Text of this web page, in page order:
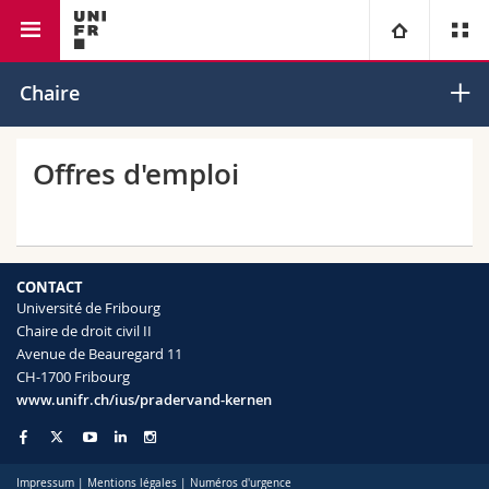
Université
Recherche
Université
Formation continue
Droit
Sciences économiques et sociales et management
Lettres et sciences humaines
Sciences de l'éducation et de la formation
Futurs étudiants
Etudiants
Médias
Chercheurs
Ressources
Annuaire du personnel
Plan d'accès
Bibliothèques
Chaire de droit civil II
Chaire
Offres d'emploi
CONTACT
Université de Fribourg
Chaire de droit civil II
Avenue de Beauregard 11
CH-1700 Fribourg
www.unifr.ch/ius/pradervand-kernen
Impressum | Mentions légales | Numéros d'urgence